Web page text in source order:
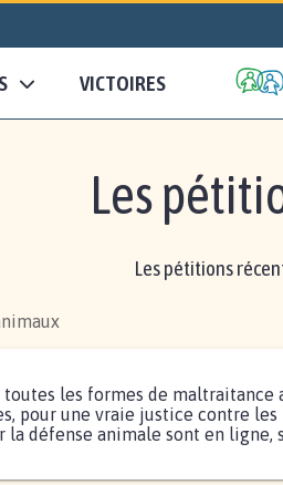
VICTOIRES
Les
Les pétitions
les formes de
pour une vraie justice contre
la défense animale sont en ligne,